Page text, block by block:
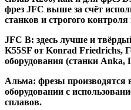
фрез JFC выше за счёт
станков и строгого
JFC B: здесь лучше и
K55SF от Konrad Friedrichs,
оборудования (станки Anka,
Альма: фрезы производятся
оборудовании с
сплавов.